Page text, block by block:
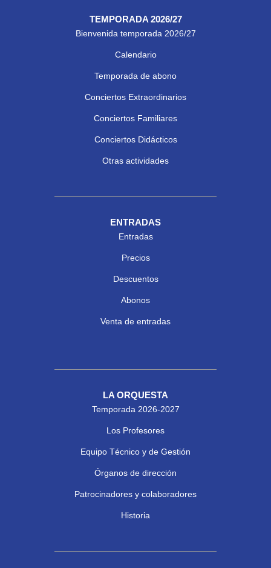
TEMPORADA 2026/27
Bienvenida temporada 2026/27
Calendario
Temporada de abono
Conciertos Extraordinarios
Conciertos Familiares
Conciertos Didácticos
Otras actividades
ENTRADAS
Entradas
Precios
Descuentos
Abonos
Venta de entradas
LA ORQUESTA
Temporada 2026-2027
Los Profesores
Equipo Técnico y de Gestión
Órganos de dirección
Patrocinadores y colaboradores
Historia